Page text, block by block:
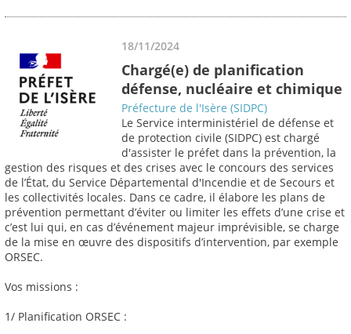
18/11/2024
Chargé(e) de planification
défense, nucléaire et chimique
Préfecture de l'Isère (SIDPC)
Le Service interministériel de défense et
de protection civile (SIDPC) est chargé
d'assister le préfet dans la prévention, la
gestion des risques et des crises avec le concours des services
de l’État, du Service Départemental d'Incendie et de Secours et
les collectivités locales. Dans ce cadre, il élabore les plans de
prévention permettant d’éviter ou limiter les effets d’une crise et
c’est lui qui, en cas d’événement majeur imprévisible, se charge
de la mise en œuvre des dispositifs d’intervention, par exemple
ORSEC.
Vos missions :
1/ Planification ORSEC :